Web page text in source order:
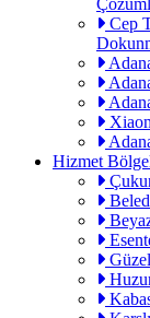
Cep
Hizmet